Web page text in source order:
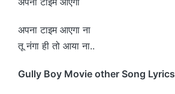
अपना टाइम आएगा ना
तू नंगा ही तो आया ना..
Gully Boy Movie other Song Lyrics